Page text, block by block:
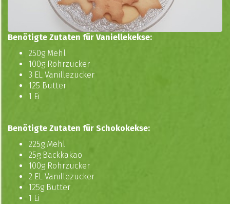
Benötigte Zutaten für Vaniellekekse:
250g Mehl
100g Rohrzucker
3 EL Vanillezucker
125 Butter
1 Ei
Benötigte Zutaten für Schokokekse:
225g Mehl
25g Backkakao
100g Rohrzucker
2 EL Vanillezucker
125g Butter
1 Ei